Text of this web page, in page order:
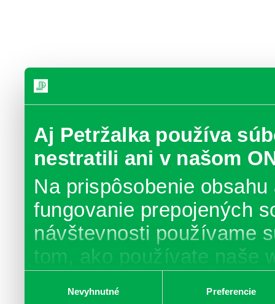
Aj Petržalka používa
nestratili ani v našom
Na prispôsobenie
fungovanie prepojených
návštevnosti používame
tom, ako používate naše
Nevyhnutné Preferencie